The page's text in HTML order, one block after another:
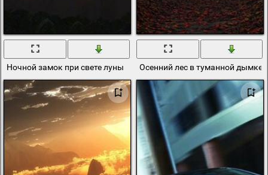
Ночной замок при свете луны Осенний лес в туманной дымке